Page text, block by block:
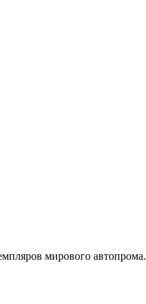
мирового автопрома.